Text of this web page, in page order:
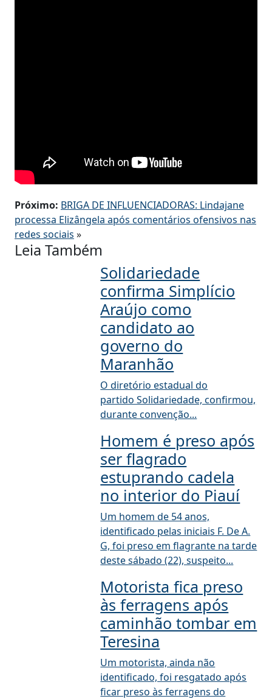
Próximo: BRIGA DE INFLUENCIADORAS: Lindajane
processa Elizângela após comentários ofensivos nas
redes sociais »
Leia Também
Solidariedade
confirma Simplício
Araújo como
candidato ao
governo do
Maranhão
O diretório estadual do
partido Solidariedade, confirmou,
durante convenção...
Homem é preso após
ser flagrado
estuprando cadela
no interior do Piauí
Um homem de 54 anos,
identificado pelas iniciais F. De A.
G, foi preso em flagrante na tarde
deste sábado (22), suspeito...
Motorista fica preso
às ferragens após
caminhão tombar em
Teresina
Um motorista, ainda não
identificado, foi resgatado após
ficar preso às ferragens do